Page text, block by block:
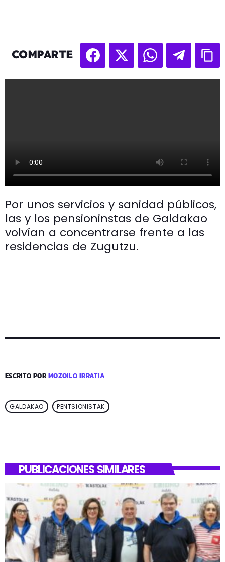
COMPARTE
Por unos servicios y sanidad públicos,
las y los pensioninstas de Galdakao
volvían a concentrarse frente a las
residencias de Zugutzu.
ESCRITO PORMOZOILO IRRATIA
GALDAKAO PENTSIONISTAK
PUBLICACIONES SIMILARES